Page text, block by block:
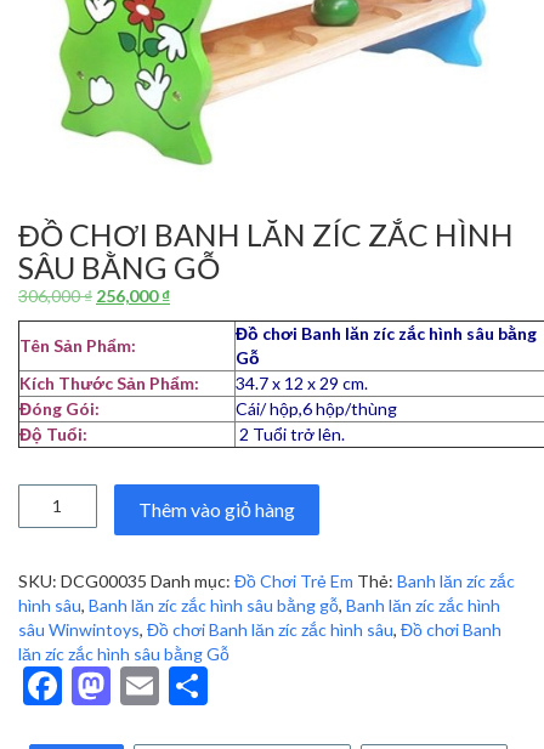
ĐỒ CHƠI BANH LĂN ZÍC ZẮC HÌNH
SÂU BẰNG GỖ
306,000₫ Giá
gốc
là:
306,000 ₫.
256,000₫Giá
hiện
là:
256,000 ₫.
Tên Sản Phẩm:
Đồ chơi Banh lăn zíc zắc hình sâu bằng
Gỗ
Kích Thước Sản Phẩm:
34.7 x 12 x 29 cm.
Đóng Gói:
Cái/ hộp,6 hộp/thùng
Độ Tuổi:
2 Tuổi trở lên.
zíc
zắc
hình
sâu
bằng
Thêm vào giỏ hàng
SKU: DCG00035 Danh mục: Đồ Chơi Trẻ Em Thẻ: Banh lăn zíc zắc
hình sâu, Banh lăn zíc zắc hình sâu bằng gỗ, Banh lăn zíc zắc hình
sâu Winwintoys, Đồ chơi Banh lăn zíc zắc hình sâu, Đồ chơi Banh
lăn zíc zắc hình sâu bằng Gỗ
Facebook
Mastodon
Email